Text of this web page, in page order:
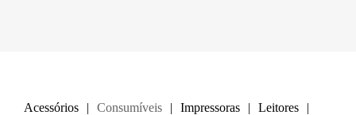
Acessórios Consumíveis Impressoras
Leitores